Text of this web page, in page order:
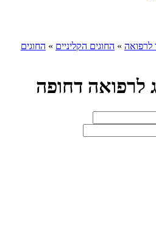
לרפואה » החוגים הקליניים » החוגים
לרפואה דחופה